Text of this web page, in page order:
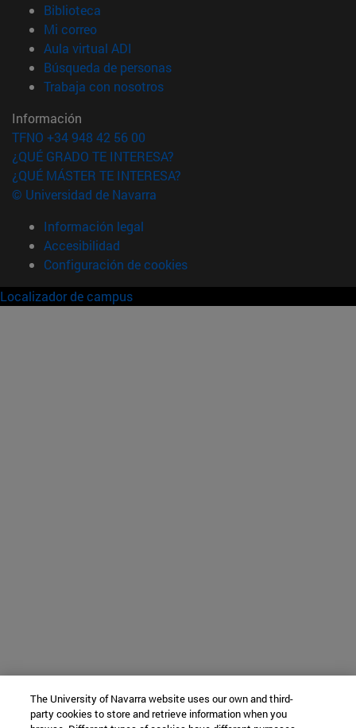
Biblioteca
Mi correo(abre en nueva ventana)
Aula virtual ADI
Búsqueda de personas(abre en nueva ventana)
Trabaja con nosotros(abre en nueva ventana)
Información
TFNO +34 948 42 56 00
¿QUÉ GRADO TE INTERESA?
¿QUÉ MÁSTER TE INTERESA?
© Universidad de Navarra
Información legal
Accesibilidad
Configuración de cookies
Localizador de campus
The University of Navarra website uses our own and third-
party cookies to store and retrieve information when you